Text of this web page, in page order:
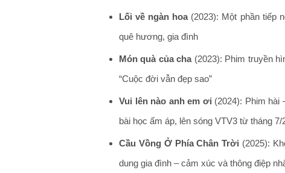
Lối về ngàn hoa(2023): Một phần tiếp
quê hương, gia đình
Món quà của cha(2023): Phim truyền
“Cuộc đời vẫn đẹp sao”
Vui lên nào anh em ơi (2024): Phim hài
bài học ấm áp, lên sóng VTV3 từ tháng 7/
Cầu Vồng Ở Phía Chân Trời (2025):
dung gia đình – cảm xúc và thông điệp